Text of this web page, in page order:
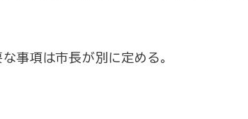
事項は市長が別に定める。